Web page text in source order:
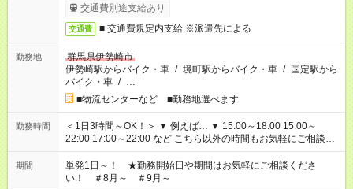
交通費別途支給あり
交通費 ■ 交通費規定内支給 ※派遣先による
勤務地
群馬県伊勢崎市
伊勢崎駅からバイク・車 / 境町駅からバイク・車 / 国定駅から
バイク・車 / …
■物流センターなど ■勤務地選べます
勤務時間
＜1日3時間～OK！＞ ▼ 例えば… ▼ 15:00～18:00 15:00～
22:00 17:00～22:00 など こちら以外の時間もお気軽にご相談く
ださい！
期間
単発1日～！ ★勤務開始日や期間はお気軽にご相談くださ
い！ ＃8月～ ＃9月～